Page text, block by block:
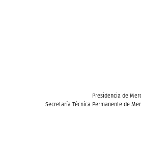
Presidencia de
Secretaría Técnica Permanente de